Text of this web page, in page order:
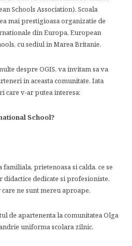
Schools Association). Scoala
mai prestigioasa organizatie de
din Europa, European
cu sediul in Marea Britanie.
despre OGIS, va invitam sa va
in aceasta comunitate. Iata
care v-ar putea interesa:
School?
prietenoasa si calda, ce se
dedicate si profesioniste,
ne sunt mereu aproape.
de apartenenta la comunitatea Olga
uniforma scolara zilnic.